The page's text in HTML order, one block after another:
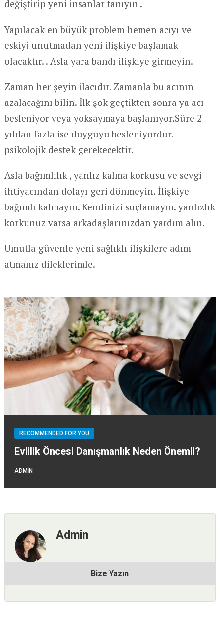
değiştirip yeni insanlar tanıyın .
Yapılacak en büyük problem hemen acıyı ve
eskiyi unutmadan yeni ilişkiye başlamak
olacaktır. . Asla yara bandı ilişkiye girmeyin.
Zaman her şeyin ilacıdır. Zamanla bu acının
azalacağını bilin. İlk şok geçtikten sonra ya acı
besleniyor veya yoksaymaya başlanıyor.Süre 2
yıldan fazla ise duyguyu besleniyordur.
psikolojik destek gerekecektir.
Asla bağımlılık , yanlız kalma korkusu ve sevgi
ihtiyacından dolayı geri dönmeyin. İlişkiye
bağımlı kalmayın. Kendinizi suçlamayın. yanlızlık
korkunuz varsa arkadaşlarınızdan yardım alın.
Umutla güvenle yeni sağlıklı ilişkilere adım
atmanız dileklerimle.
RECOMMENDED FOR YOU
Evlilik Öncesi Danışmanlık Neden Önemli?
ADMIN
Admin
Bize Yazın